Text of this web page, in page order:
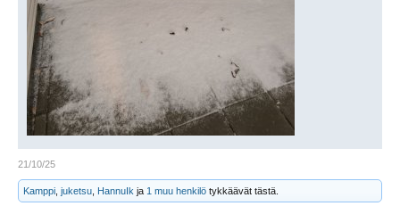
21/10/25
Kamppi juketsu HannuIk ja 1 muu henkilö tykkäävät tästä.